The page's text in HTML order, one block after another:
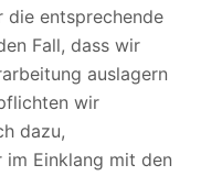
entsprechende
Fall, dass wir
auslagern
wir
dazu,
im Einklang mit den